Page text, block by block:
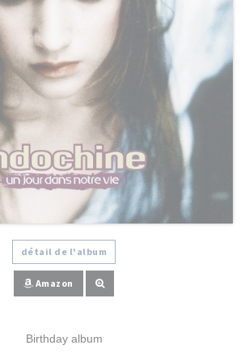
détail de l'album
Amazon
Birthday album